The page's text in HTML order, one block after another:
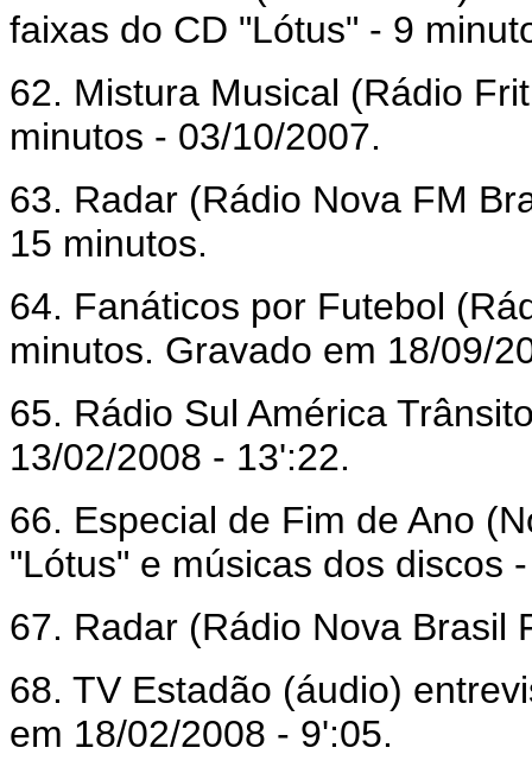
faixas do CD "Lótus" - 9
62. Mistura Musical (Rádio
minutos - 03/10/2007.
63. Radar (Rádio Nova FM
15 minutos.
64. Fanáticos por Futebol
minutos. Gravado em 18/09/
65. Rádio Sul América
13/02/2008 - 13':22.
66. Especial de Fim de Ano
"Lótus" e músicas dos discos
67. Radar (Rádio Nova Brasil
68. TV Estadão (áudio)
em 18/02/2008 - 9':05.